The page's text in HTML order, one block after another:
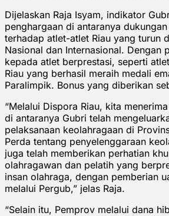
Dijelaskan Raja Isyam, indikator
penghargaan di antaranya
terhadap atlet-atlet Riau yang turun
Nasional dan Internasional. Dengan
kepada atlet berprestasi, seperti
Riau yang berhasil meraih medali
Paralimpik. Bonus yang diberikan
“Melalui Dispora Riau, kita
di antaranya Gubri telah
pelaksanaan keolahragaan di
Perda tentang penyelenggaraan
juga telah memberikan perhatian
olahragawan dan pelatih yang
insan olahraga, dengan pemberian
melalui Pergub,” jelas Raja.
“Selain itu, Pemprov melalui dana